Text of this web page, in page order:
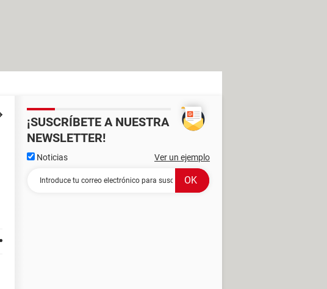
¡SUSCRÍBETE A NUESTRA
NEWSLETTER!
Noticias Ver un ejemplo